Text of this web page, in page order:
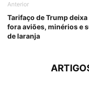
Anterior
Tarifaço de Trump deixa
fora aviões, minérios e
de laranja